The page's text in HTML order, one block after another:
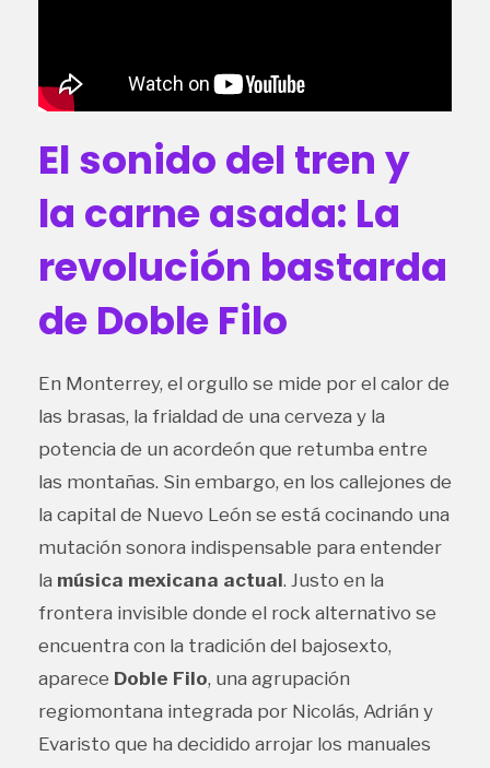
El sonido del tren y
la carne asada: La
revolución bastarda
de Doble Filo
En Monterrey, el orgullo se mide por el calor de
las brasas, la frialdad de una cerveza y la
potencia de un acordeón que retumba entre
las montañas. Sin embargo, en los callejones de
la capital de Nuevo León se está cocinando una
mutación sonora indispensable para entender
la música mexicana actual. Justo en la
frontera invisible donde el rock alternativo se
encuentra con la tradición del bajosexto,
aparece Doble Filo, una agrupación
regiomontana integrada por Nicolás, Adrián y
Evaristo que ha decidido arrojar los manuales